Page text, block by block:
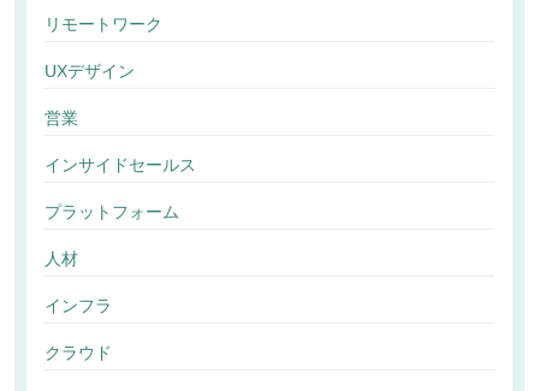
リモートワーク
UXデザイン
営業
インサイドセールス
プラットフォーム
人材
インフラ
クラウド